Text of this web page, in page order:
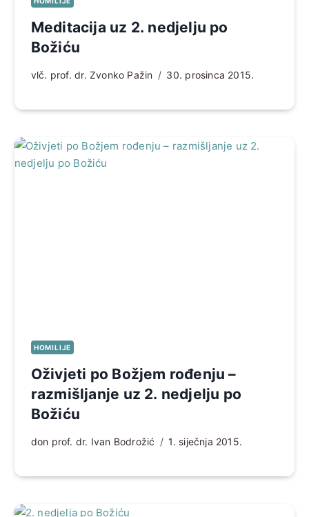
Meditacija uz 2. nedjelju po
Božiću
vlč. prof. dr. Zvonko Pažin 30. prosinca 2015.
HOMILIJE
Oživjeti po Božjem rođenju –
razmišljanje uz 2. nedjelju po
Božiću
don prof. dr. Ivan Bodrožić 1. siječnja 2015.